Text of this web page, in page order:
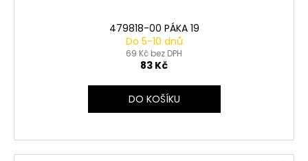
479818-00 PÁKA 19
Do 5-10 dnů
69 Kč bez DPH
83 Kč
DO KOŠÍKU